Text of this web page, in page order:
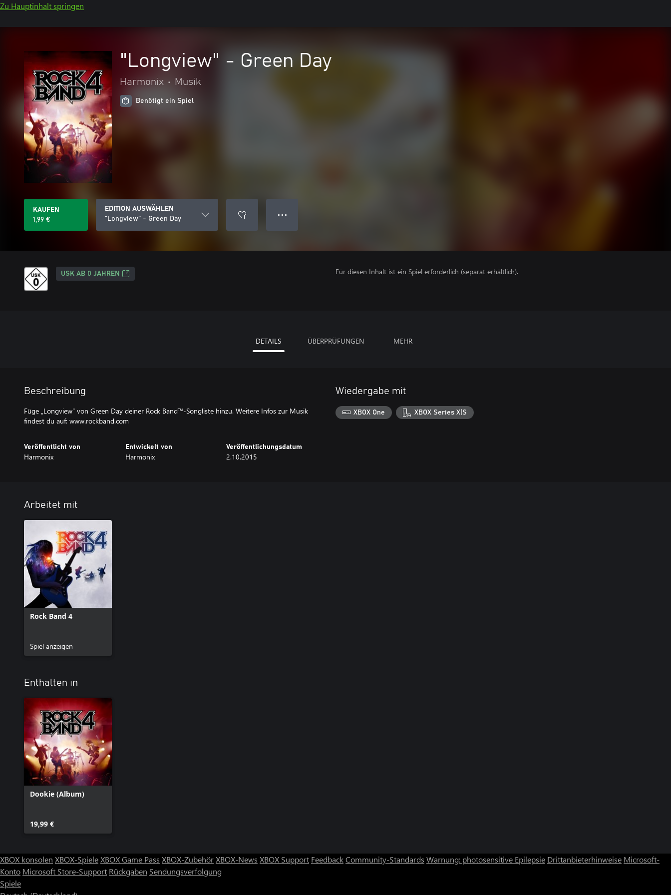
Zu Hauptinhalt springen
"Longview" - Green Day
Harmonix • Musik
Benötigt ein Spiel
KAUFEN
1,99 €
EDITION AUSWÄHLEN
"Longview" - Green Day
● ● ●
USK AB 0 JAHREN Für diesen Inhalt ist ein Spiel erforderlich (separat erhältlich).
DETAILS ÜBERPRÜFUNGEN MEHR
Beschreibung
Füge „Longview“ von Green Day deiner Rock Band™-Songliste hinzu. Weitere Infos zur Musik
findest du auf: www.rockband.com
Veröffentlicht von
Harmonix
Entwickelt von
Harmonix
Veröffentlichungsdatum
2.10.2015
Wiedergabe mit
XBOX One XBOX Series X|S
Arbeitet mit
Rock Band 4
Spiel anzeigen
Enthalten in
Dookie (Album)
19,99 €
XBOX konsolen XBOX-SpieleXBOX Game Pass XBOX-ZubehörXBOX-News XBOX Support FeedbackCommunity-Standards Warnung: photosensitive Epilepsie Drittanbieterhinweise Microsoft-
Konto Microsoft Store-Support Rückgaben Sendungsverfolgung
Spiele